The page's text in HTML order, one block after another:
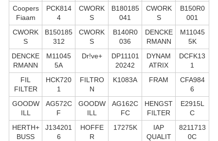
Coopers
Fiaam
PCK814
4
CWORK
S
B180185
041
CWORK
S
B150R0
001
CWORK
S
B150185
312
CWORK
S
B140R0
036
DENCKE
RMANN
M11045
5K
DENCKE
RMANN
M11045
5A
Dr!ve+
DP11101
20242
DYNAM
ATRIX
DCFK13
1
FIL
FILTER
HCK720
1
FILTRO
N
K1083A FRAM
CFA984
6
GOODW
ILL
AG572C
F
GOODW
ILL
AG162C
FC
HENGST
FILTER
E2915L
C
HERTH+
BUSS
J134201
6
HOFFE
R
17275K
IAP
QUALIT
8211713
0C